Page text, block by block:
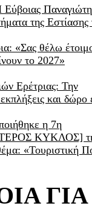
της Εστίασης
«Σας θέλω
το 2027»
Ερέτριας: Την
και δώρο
η 7η
ΚΥΚΛΟΣ]
«Τουριστική